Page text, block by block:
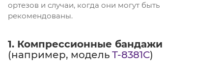
ортезов и случаи, когда они могут быть
рекомендованы.
1. Компрессионные бандажи
(например, модель Т-8381С)